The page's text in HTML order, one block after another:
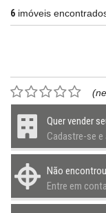
6 imóveis
Quer vender
Cadastre-se
Não
Entre em